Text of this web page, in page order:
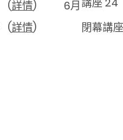
(詳情) 6月
(詳情) 閉幕講座